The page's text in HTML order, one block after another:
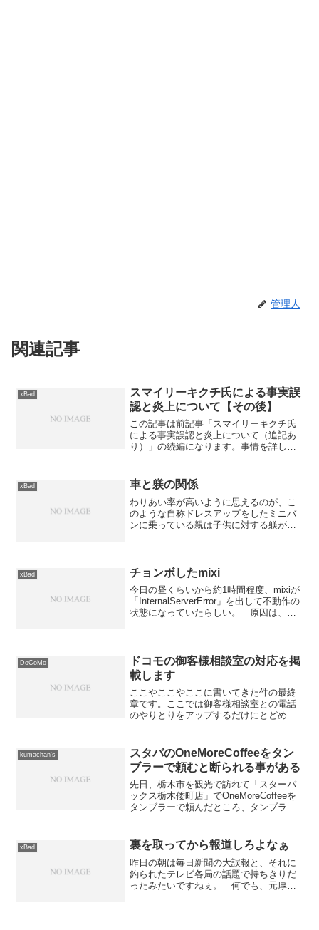
管理人
関連記事
xBad
スマイリーキクチ氏による事実誤
認と炎上について【その後】
この記事は前記事「スマイリーキクチ氏
による事実誤認と炎上について（追記あ
り）」の続編になります。事情を詳しく
ら、私は兵庫県警によるジョークプログ
ラムへの犯罪扱いに抗議する...
xBad 車と躾の関係
わりあい率が高いように思えるのが、こ
のような自称ドレスアップをしたミニバ
ンに乗っている親は子供に対する躾が全
らないし、逆に迷惑である...
xBad チョンボしたmixi
今日の昼くらいから約1時間程度、mixiが
「InternalServerError」を出して不動作の
状態になっていたらしい。 原因は、い
DoCoMo
ドコモの御客様相談室の対応を掲
載します
ここやここやここに書いてきた件の最終
章です。ここでは御客様相談室との電話
のやりとりをアップするだけにとどめ、
て終了となります。ドコモだけではなく
て、ソフトバンクも、KD...
kumachan's
スタバのOneMoreCoffeeをタン
ブラーで頼むと断られる事がある
先日、栃木市を観光で訪れて「スターバ
ックス栃木倭町店」でOneMoreCoffeeを
タンブラーで頼んだところ、タンブラー
ラーでの提供が再開された2020年9月16
日以降...
xBad 裏を取ってから報道しろよなぁ
昨日の朝は毎日新聞の大誤報と、それに
釣られたテレビ各局の話題で持ちきりだ
ったみたいですねぇ。 何でも、元厚生